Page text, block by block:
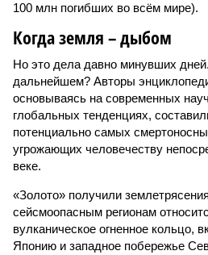
100 млн погибших во всём мире).
Когда земля – дыбом
Но это дела давно минувших
дальнейшем? Авторы
основываясь на современных
глобальных тенденциях,
потенциально самых
угрожающих человечеству
веке.
«Золото» получили
сейсмоопасным регионам
вулканическое огненное
Японию и западное побережье